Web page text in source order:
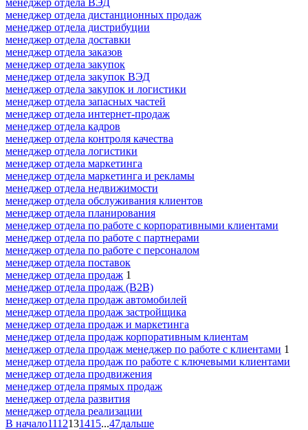
менеджер отдела дистанционных продаж
менеджер отдела дистрибуции
менеджер отдела доставки
менеджер отдела заказов
менеджер отдела закупок
менеджер отдела закупок ВЭД
менеджер отдела закупок и логистики
менеджер отдела запасных частей
менеджер отдела интернет-продаж
менеджер отдела кадров
менеджер отдела контроля качества
менеджер отдела логистики
менеджер отдела маркетинга
менеджер отдела маркетинга и рекламы
менеджер отдела недвижимости
менеджер отдела обслуживания клиентов
менеджер отдела планирования
менеджер отдела по работе с корпоративными клиентами
менеджер отдела по работе с партнерами
менеджер отдела по работе с персоналом
менеджер отдела поставок
менеджер отдела продаж 1
менеджер отдела продаж (B2B)
менеджер отдела продаж автомобилей
менеджер отдела продаж застройщика
менеджер отдела продаж и маркетинга
менеджер отдела продаж корпоративным клиентам
менеджер отдела продаж менеджер по работе с клиентами 1
менеджер отдела продаж по работе с ключевыми клиентами
менеджер отдела продвижения
менеджер отдела прямых продаж
менеджер отдела развития
менеджер отдела реализации
В начало1112131415...47дальше